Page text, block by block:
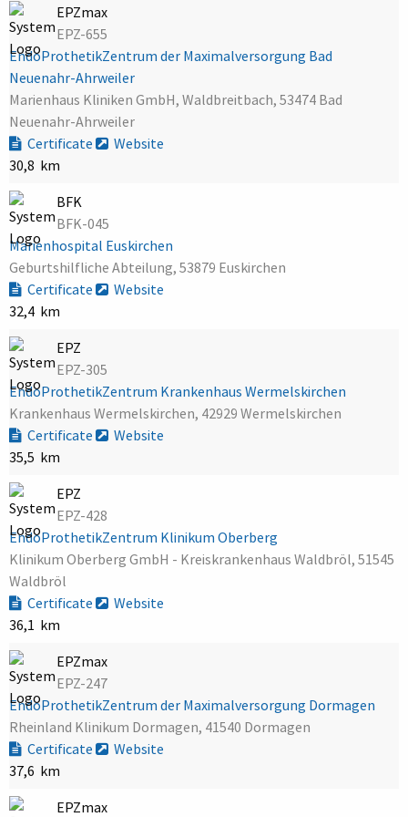
EPZmax
EPZ-655
EndoProthetikZentrum der Maximalversorgung Bad
Neuenahr-Ahrweiler
Marienhaus Kliniken GmbH, Waldbreitbach, 53474 Bad
Neuenahr-Ahrweiler
Certificate
Website
30,8 km
BFK
BFK-045
Marienhospital Euskirchen
Geburtshilfliche Abteilung, 53879 Euskirchen
Certificate
Website
32,4 km
EPZ
EPZ-305
EndoProthetikZentrum Krankenhaus Wermelskirchen
Krankenhaus Wermelskirchen, 42929 Wermelskirchen
Certificate
Website
35,5 km
EPZ
EPZ-428
EndoProthetikZentrum Klinikum Oberberg
Klinikum Oberberg GmbH - Kreiskrankenhaus Waldbröl, 51545
Waldbröl
Certificate
Website
36,1 km
EPZmax
EPZ-247
EndoProthetikZentrum der Maximalversorgung Dormagen
Rheinland Klinikum Dormagen, 41540 Dormagen
Certificate
Website
37,6 km
EPZmax